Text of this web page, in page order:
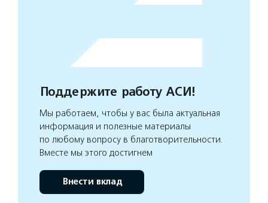
Поддержите работу АСИ!
Мы работаем, чтобы у вас была актуальная
информация и полезные материалы
по любому вопросу в благотворительности.
Вместе мы этого достигнем
Внести вклад